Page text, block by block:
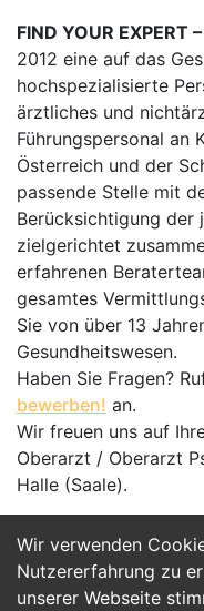
Wir verwenden
Nutzererfahrung zu
unserer Webseite
FIND YOUR EXPERT
2012 eine auf das
hochspezialisierte
ärztliches und
Führungspersonal an
Österreich und der
passende Stelle mit
Berücksichtigung der
zielgerichtet
erfahrenen
gesamtes
Sie von über 13
Gesundheitswesen.
Haben Sie Fragen?
bewerben! an.
Wir freuen uns auf
Oberarzt / Oberarzt
Halle (Saale).